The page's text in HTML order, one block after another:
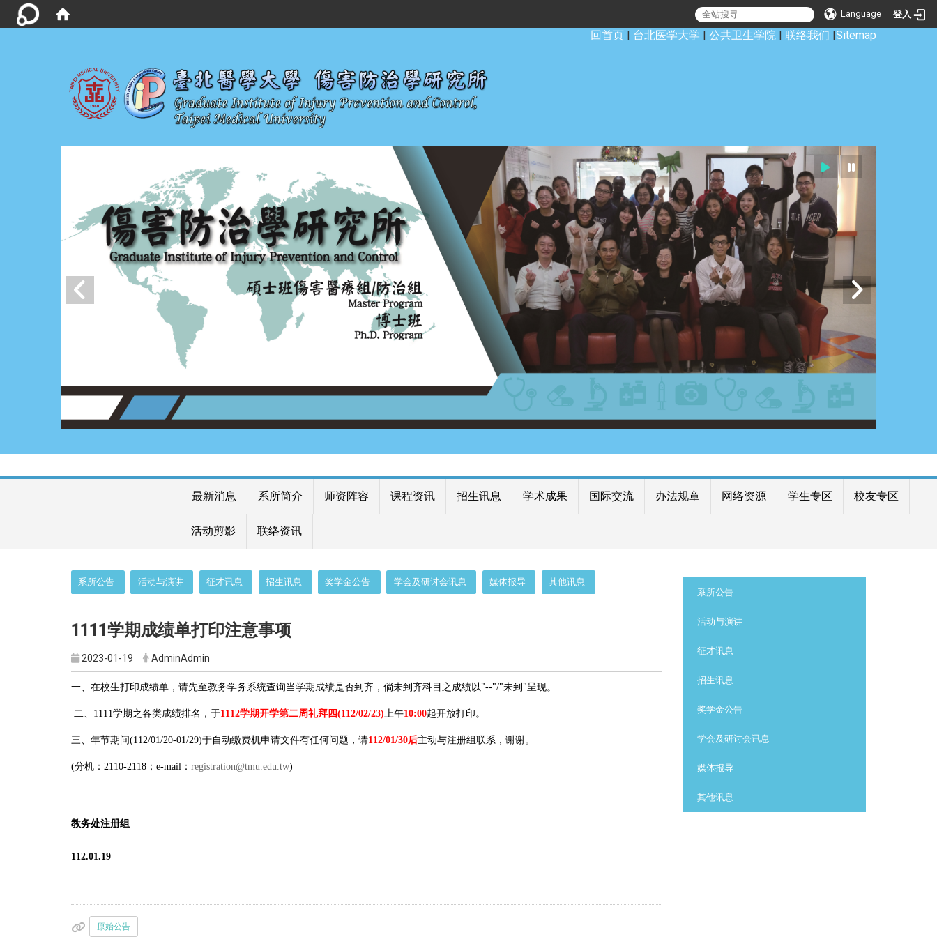
Language 登入
回首页 | 台北医学大学 | 公共卫生学院 | 联络我们 |Sitemap
最新消息 系所简介 师资阵容 课程资讯 招生讯息 学术成果 国际交流 办法规章 网络资源 学生专区 校友专区
活动剪影 联络资讯
系所公告 活动与演讲 征才讯息 招生讯息 奖学金公告 学会及研讨会讯息 媒体报导 其他讯息
1111学期成绩单打印注意事项
2023-01-19 AdminAdmin
一、在校生打印成绩单，请先至教务学务系统查询当学期成绩是否到齐，倘未到齐科目之成绩以"--"/"未到"呈现。
二、1111学期之各类成绩排名，于1112学期开学第二周礼拜四(112/02/23) 上午10:00起开放打印。
三、年节期间(112/01/20-01/29)于自动缴费机申请文件有任何问题，请112/01/30后主动与注册组联系，谢谢。
(分机：2110-2118；e-mail： registration@tmu.edu.tw)
教务处注册组
112.01.19
原始公告
系所公告
活动与演讲
征才讯息
招生讯息
奖学金公告
学会及研讨会讯息
媒体报导
其他讯息